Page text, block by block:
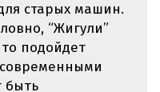
старых машин.
“Жигули”
подойдет
быть